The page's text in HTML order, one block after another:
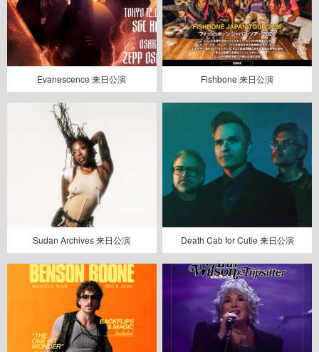
Evanescence 来日公演 Fishbone 来日公演
Sudan Archives 来日公演 Death Cab for Cutie 来日公演